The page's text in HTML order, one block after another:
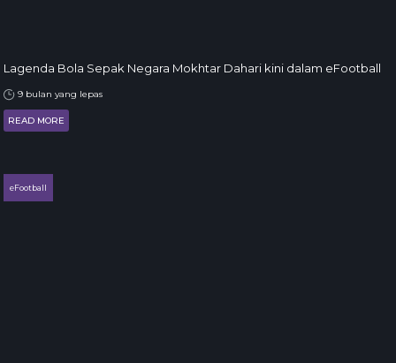
Lagenda Bola Sepak Negara Mokhtar Dahari kini dalam eFootball
9 bulan yang lepas
READ MORE
eFootball